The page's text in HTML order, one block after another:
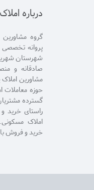
درباره
گروه
پروانه تخصصی
صادقانه و
مشاورین
حوزه معاملات
گسترده
راستای خرید
املاک
خرید و فروش